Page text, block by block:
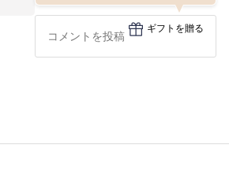
ギフトを贈る